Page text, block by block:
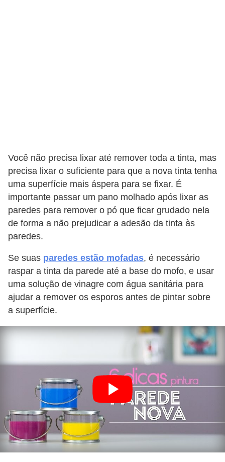
Você não precisa lixar até remover toda a tinta, mas
precisa lixar o suficiente para que a nova tinta tenha
uma superfície mais áspera para se fixar. É
importante passar um pano molhado após lixar as
paredes para remover o pó que ficar grudado nela
de forma a não prejudicar a adesão da tinta às
paredes.
Se suas paredes estão mofadas, é necessário
raspar a tinta da parede até a base do mofo, e usar
uma solução de vinagre com água sanitária para
ajudar a remover os esporos antes de pintar sobre
a superfície.